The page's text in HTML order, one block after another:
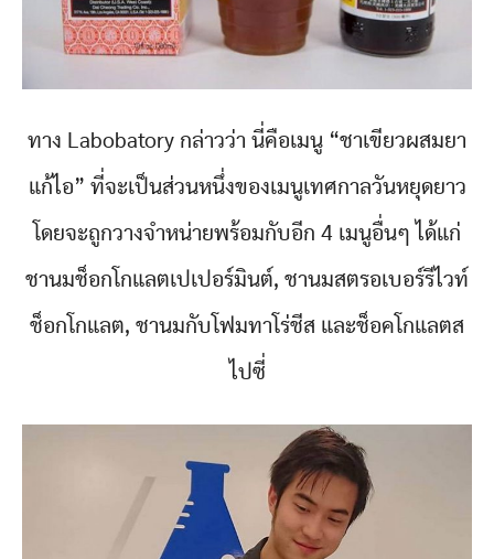
ทาง Labobatory กล่าวว่า นี่คือเมนู “ชาเขียวผสมยา
แก้ไอ” ที่จะเป็นส่วนหนึ่งของเมนูเทศกาลวันหยุดยาว
โดยจะถูกวางจำหน่ายพร้อมกับอีก 4 เมนูอื่นๆ ได้แก่
ชานมช็อกโกแลตเปเปอร์มินต์, ชานมสตรอเบอร์รีไวท์
ช็อกโกแลต, ชานมกับโฟมทาโร่ชีส และช็อคโกแลตส
ไปซี่